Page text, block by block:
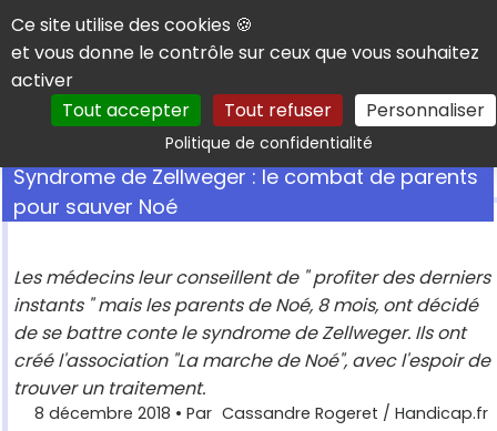
Panneau de gestion des cookies
Ce site utilise des cookies 🍪
et vous donne le contrôle sur ceux que vous souhaitez
activer
Tout accepter
Tout refuser Personnaliser
Politique de confidentialitéRechercher
Syndrome de Zellweger : le combat de parents
pour sauver Noé
Les médecins leur conseillent de " profiter des derniers
instants " mais les parents de Noé, 8 mois, ont décidé
de se battre conte le syndrome de Zellweger. Ils ont
créé l'association "La marche de Noé", avec l'espoir de
trouver un traitement.
8 décembre 2018 • Par Cassandre Rogeret / Handicap.fr